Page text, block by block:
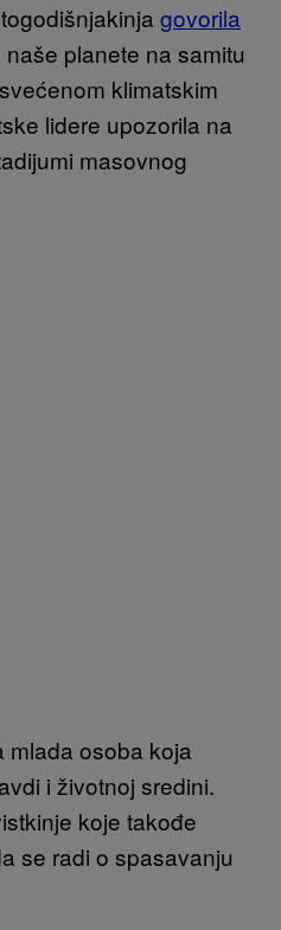
govorila
planete na samitu
klimatskim
lidere upozorila na
masovnog
mlada osoba koja
i životnoj sredini.
koje takođe
se radi o spasavanju